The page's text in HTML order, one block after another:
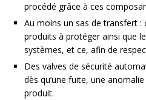
procédé grâce à ces
Au moins un sas de transfert
produits à protéger ainsi que
systèmes, et ce, afin de
Des valves de sécurité
dès qu’une fuite, une
produit.